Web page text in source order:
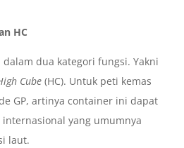
HC
dua kategori fungsi. Yakni
Cube (HC). Untuk peti kemas
GP, artinya container ini dapat
yang umumnya
laut.